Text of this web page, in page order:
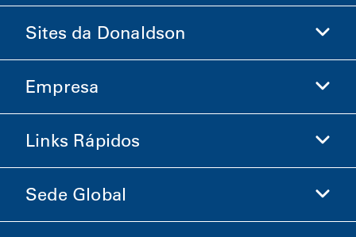
Sites da Donaldson
Donaldson Life Sciences
Loja Donaldson
Empresa
Informações sobre a Empresa
Ética e Conformidade
Carreiras
Links Rápidos
Investidores
Fornecedores
Sede Global